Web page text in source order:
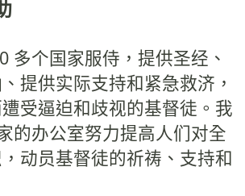
多个国家服侍，提供圣经、
提供实际支持和紧急救济，
受逼迫和歧视的基督徒。我
的办公室努力提高人们对全
动员基督徒的祈祷、支持和